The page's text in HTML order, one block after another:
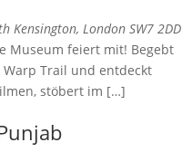
Kensington, London SW7 2DD
Museum feiert mit! Begebt
Trail und entdeckt
stöbert im […]